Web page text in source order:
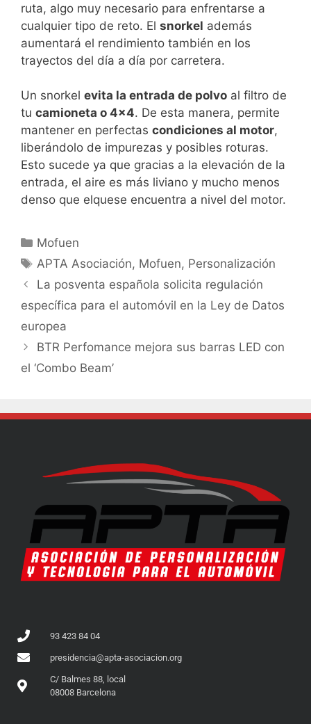
ruta, algo muy necesario para enfrentarse a
cualquier tipo de reto. El snorkel además
aumentará el rendimiento también en los
trayectos del día a día por carretera.
Un snorkel evita la entrada de polvo al filtro de
tu camioneta o 4×4. De esta manera, permite
mantener en perfectas condiciones al motor,
liberándolo de impurezas y posibles roturas.
Esto sucede ya que gracias a la elevación de la
entrada, el aire es más liviano y mucho menos
denso que elquese encuentra a nivel del motor.
Mofuen
APTA Asociación, Mofuen, Personalización
La posventa española solicita regulación
específica para el automóvil en la Ley de Datos
europea
BTR Perfomance mejora sus barras LED con
el ‘Combo Beam’
93 423 84 04
presidencia@apta-asociacion.org
C/ Balmes 88, local
08008 Barcelona